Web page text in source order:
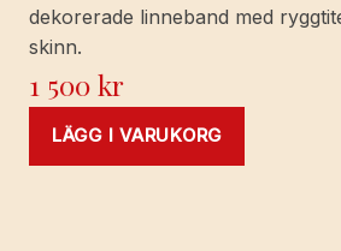
dekorerade linneband med
skinn.
1 500kr
LÄGG I VARUKORG